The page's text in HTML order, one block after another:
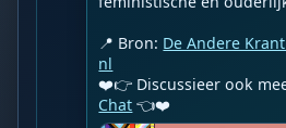
📍 Bron: De Andere
nl
❤️👉 Discussieer ook
Chat 👈❤️